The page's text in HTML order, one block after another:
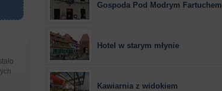
Gospoda Pod Modrym Fartuchem
Hotel w starym młynie
Kawiarnia z widokiem